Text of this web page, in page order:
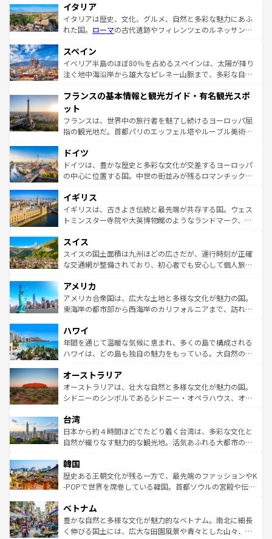
イタリア
イタリアは歴史、文化、グルメ、自然と多彩な魅力にあふ
れた国。 ローマの古代遺跡やフィレンツェのルネッサンス
ろん、トスカーナの美しい田園風景やアマルフィ海岸の絶
景など、自然景観も見逃せない。観光の合間には、本場の
ピザやパスタなど、絶品のイタリア料理を堪能することも
ませてくれるイタリアで、忘れられない旅をしてみよう！
なお、新着のイタリア情報は
しい。
スペイン
イベリア半島のほぼ80％を占めるスペインは、太陽が降り
注ぐ地中海沿岸から雄大なピレネー山脈まで、多彩な自然
文化が根付くこの国では、情熱的なフラメンコ、熱気あふ
れる闘牛、そして美味しいタパスが生活の一部となってい
る。首都マドリードの洗練された雰囲気や、バルセロナの
アートに溢れた街角から、地方では古代ローマ遺跡や中世
せる。地方によって風土や気候が異なるスペインはその個
性で訪れる人を魅了する。 なお、新着のスペイン情報は コ
ンテンツ一覧を参照してほしい。
フランスの基本情報と観光ガイド・有名観光スポ
ット
フランスは、世界中の旅行者を魅了し続けるヨーロッパ屈
指の観光地だ。首都パリのエッフェル塔やルーブル美術館
で、幅広い魅力が詰まっている。華麗な宮殿、歴史的な大
聖堂、美しいビーチ、そして豊かな自然が、訪れる者を心
から魅了する。また、フランスは美食の国としても知ら
いる。シャンパンの発祥地であるランス、プロヴァンスの
香り高いラベンダー畑など、多彩な楽しみ方が可能だ。さ
らに、パリ以外の地域にも魅力が溢れており、どの街角に
れる地方に足を運ぶとそれぞれで全く異なる文化を体験で
きるだろう。 なお、新着のフランス情報はコンテンツ一覧
を参照してほしい。
ドイツ
ドイツは、豊かな歴史と多彩な文化が交差するヨーロッパ
の中心に位置する国。中世の街並みが残るロマンチック街
顔を持つこの国は、どこを歩いても飽きることがない。ベ
ルリンの文化的活気、バイエルン州のアルプスの絶景、そ
してライン川沿いのワイン畑といった風景は必見。ビール
は、お酒好きな人にはぜひ体験してほしい。 なお、新着の
ドイツ情報はコンテンツ一覧を参照してほしい。
イギリス
イギリスは、古きよき伝統と最先端が共存する国。ウェス
トミンスター寺院や大英博物館のようなランドマーク、歴
リアごとに異なる魅力がある。また、優雅なアフタヌーン
ティー、ビール好きにはたまらない英国パブ、サッカー観
戦など、本場だからこそできる体験も豊富。イギリスを旅
ンツ一覧を参照してほしい。
スイス
スイスの国土面積は九州ほどの広さだが、運行時刻が正確
な交通網が整備されており、初心者でも安心して個人旅行
の建物がそのまま残る町や、スイスならではのユニークな
博物館もあり、アルプス観光だけでなく町歩きも満喫する
ことができる。国民の所得が高いため物価も高いが、旅行
ば市内交通費無料で観光を楽しむこともできる。 なお、新
着のスイス情報はコンテンツ一覧 を参照してほしい。
アメリカ
アメリカ合衆国は、広大な土地と多様な文化が魅力の国。
東海岸の都市部から西海岸のカリフォルニアまで、訪れる
のような巨大都市は、観光、ショッピング、エンターテイ
ンメントが詰まった刺激的なスポットだ。一方、アメリカ
西部には大自然が広がり、グランドキャニオンやイエロー
部のニューオーリンズでは、音楽と美食が融合した独特の
文化が魅力。旅行者はアメリカの各地域で異なる魅力を楽
しみながら、その多様性と豊かな歴史を感じることができ
ならではの贅沢な旅のスタイルだ。 なお、新着のアメリカ
情報はコンテンツ一覧を参照してほしい。
ハワイ
年間を通じて温暖な気候に恵まれ、多くの島で構成される
ハワイは、どの島も独自の魅力をもっている。大自然の神
ワイ島は見逃せない。また、定番の観光地といえばオアフ
島だが、静かな自然を求めるならマウイ島やカウアイ島が
おすすめ。エメラルドグリーンに輝く海をはじめ、豊かな
れるおもてなしの心で訪れる人々を迎えてくれるハワイの
人々、おいしいローカルフードやハワイアンミュージッ
ク、伝統的なフラダンスなど、すべてがハワイの魅力を彩
ワイを、存分に味わってほしい。 なお、新着のハワイ情報
はコンテンツ一覧を参照してほしい。
オーストラリア
オーストラリアは、壮大な自然と多様な文化が魅力の国。
シドニーのシンボルであるシドニー・オペラハウス、オー
リアリーフや大陸中央部にそびえるウルル（エアーズロッ
ク）、タスマニアの美しい原生林やケアンズの熱帯雨林な
ど、見どころがたくさん。また、カフェやワイン、オージ
いる。アクティビティも充実しており、サーフィンやダイ
ビング、ハイキングなど、アウトドア好きにはたまらな
い。オーストラリアの多彩な魅力を存分に味わいつくそ
参照してほしい。
台湾
日本から約４時間ほどでたどり着く台湾は、多彩な文化と
自然が織りなす魅力的な観光地。活気あふれる大都市の台
ン）、静ひつな山岳地帯である台湾東部など、都市の喧騒
と山間の静けさが共存しており、訪れる人に新しい発見と
驚きをもたらしてくれる。また、奥深い台湾の食文化も魅
容にもいいと評判のスイーツなど、バラエティ豊かな料理
が味わえる。 なお、新着の台湾情報は コンテンツ一覧を参
照してほしい。
韓国
歴史ある王朝文化が残る一方で、最先端のファッションやK
-POPで世界を席巻している韓国。首都ソウルの宮殿や伝統
き、地方に足を延ばせば四季折々の自然美を楽しむことが
できる。そして、キムチや焼肉、絶品のストリートフード
まで、さまざまな韓国料理が待っている。夜には、韓国な
ベトナム
豊かな自然と多様な文化が魅力的なベトナム。南北に細長
く伸びる国土には、広大な田園風景や青々とした山々、世